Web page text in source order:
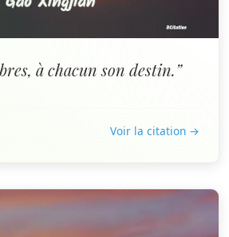
à chacun son destin.”
Voir la citation →